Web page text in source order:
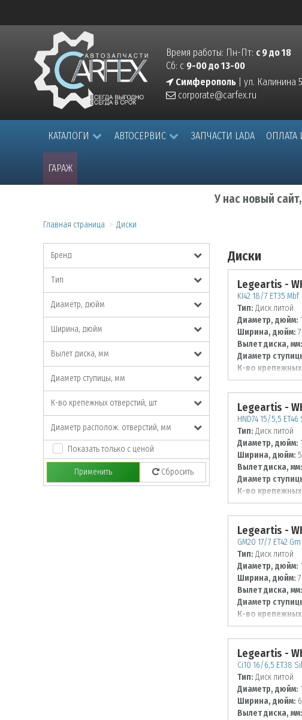
Время работы: Пн-Пт: с 9 до 18
Сб: с 9-00 до 13-00
Симферополь | ул. Калинина
corporate@carfex.ru
КАТАЛОГИ АВТОСЕРВИС ЗАПЧАСТИ LADA ОПЛАТА
ГАРАЖ
У нас новый
Главная страница Диски
Бренд
Тип
Диаметр, дюйм
Ширина, дюйм
Вылет диска, мм
Диаметр ступицы, мм
К-во крепежных отверстий, шт
Диаметр располож. отверстий, мм
Показать только с ценой
Применить Сбросить
Диски
Legeartis -
KI42 18/7 ET35 Mbf
Тип: Диск литой
Диаметр, дюйм:
Ширина, дюйм: 7
Вылет диска, мм:
Диаметр
К-во
Диаметр
114,3
Legeartis -
HND74 15/5,5 ET46
Тип: Диск литой
Диаметр, дюйм:
Ширина, дюйм:
Вылет диска, мм:
Диаметр
К-во
Диаметр
100
Legeartis -
GM20 17/7 ET42 Gm
Тип: Диск литой
Диаметр, дюйм:
Ширина, дюйм: 7
Вылет диска, мм:
Диаметр
К-во
Диаметр
105
Legeartis -
Ci10 16/6,5 ET38 Sil
Тип: Диск литой
Диаметр, дюйм:
Ширина, дюйм:
Вылет диска, мм: